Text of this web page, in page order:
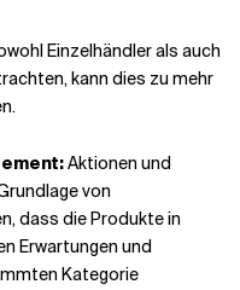
Einzelhändler als auch
kann dies zu mehr
Aktionen und
von
dass die Produkte in
Erwartungen und
Kategorie